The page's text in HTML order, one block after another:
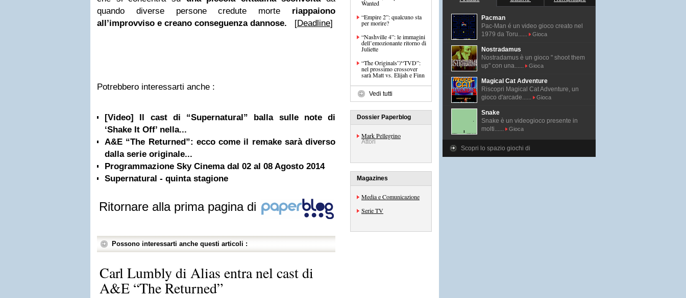
quando diverse persone credute morte riappaiono
all’improvviso e creano conseguenza dannose. [Deadline]
Potrebbero interessarti anche :
[Video] Il cast di “Supernatural” balla sulle note di
‘Shake It Off’ nella...
A&E “The Returned”: ecco come il remake sarà diverso
dalla serie originale...
Programmazione Sky Cinema dal 02 al 08 Agosto 2014
Supernatural - quinta stagione
Ritornare alla prima pagina di
Possono interessarti anche questi articoli :
Carl Lumbly di Alias entra nel cast di
A&E “The Returned”
Wanted
“Empire 2”: qualcuno sta
per morire?
“Nashville 4”: le immagini
dell’emozionante ritorno di
Juliette
“The Originals”/“TVD”:
nel prossimo crossover
sarà Matt vs. Elijah e Finn
Vedi tutti
Dossier Paperblog
Mark Pellegrino
Attori
Magazines
Media e Comunicazione
Serie TV
Pacman
Pac-Man é un video gioco creato nel
1979 da Toru......
Gioca
Nostradamus
Nostradamus è un gioco " shoot them
up" con una......
Gioca
Magical Cat Adventure
Riscopri Magical Cat Adventure, un
gioco d'arcade......
Gioca
Snake
Snake è un videogioco presente in
molti......
Gioca
Scopri lo spazio giochi di